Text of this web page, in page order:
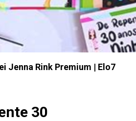
Jenna Rink Premium | Elo7
30